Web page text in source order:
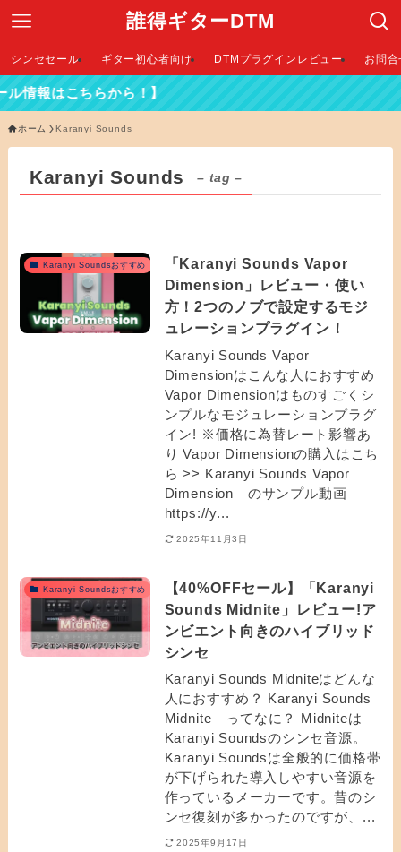
誰得ギターDTM
シンセセール ギター初心者向け DTMプラグインレビュー お問
はこちらから！】
ホーム Karanyi Sounds
Karanyi Sounds – tag –
Karanyi Soundsおすすめ
「Karanyi Sounds Vapor
Dimension」レビュー・使い
方！2つのノブで設定するモジ
ュレーションプラグイン！
Karanyi Sounds Vapor
Dimensionはこんな人におすすめ
Vapor Dimensionはものすごくシ
ンプルなモジュレーションプラグ
イン! ※価格に為替レート影響あ
り Vapor Dimensionの購入はこち
ら >> Karanyi Sounds Vapor
Dimension のサンプル動画
https://y...
2025年11月3日
Karanyi Soundsおすすめ
【40%OFFセール】「Karanyi
Sounds Midnite」レビュー!ア
ンビエント向きのハイブリッド
シンセ
Karanyi Sounds Midniteはどんな
人におすすめ？ Karanyi Sounds
Midnite ってなに？ Midniteは
Karanyi Soundsのシンセ音源。
Karanyi Soundsは全般的に価格帯
が下げられた導入しやすい音源を
作っているメーカーです。昔のシ
ンセ復刻が多かったのですが、...
2025年9月17日